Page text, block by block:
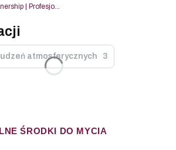
czyszczące Lahega, Blue & Green i Strovels
atmosferycznych 3
ŚRODKI DO MYCIA